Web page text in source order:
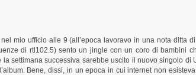
mio ufficio alle 9 (all’epoca lavoravo in una nota ditta
di rtl102.5) sento un jingle con un coro di bambini
settimana successiva sarebbe uscito il nuovo singolo di
Bene, dissi, in un epoca in cui internet non